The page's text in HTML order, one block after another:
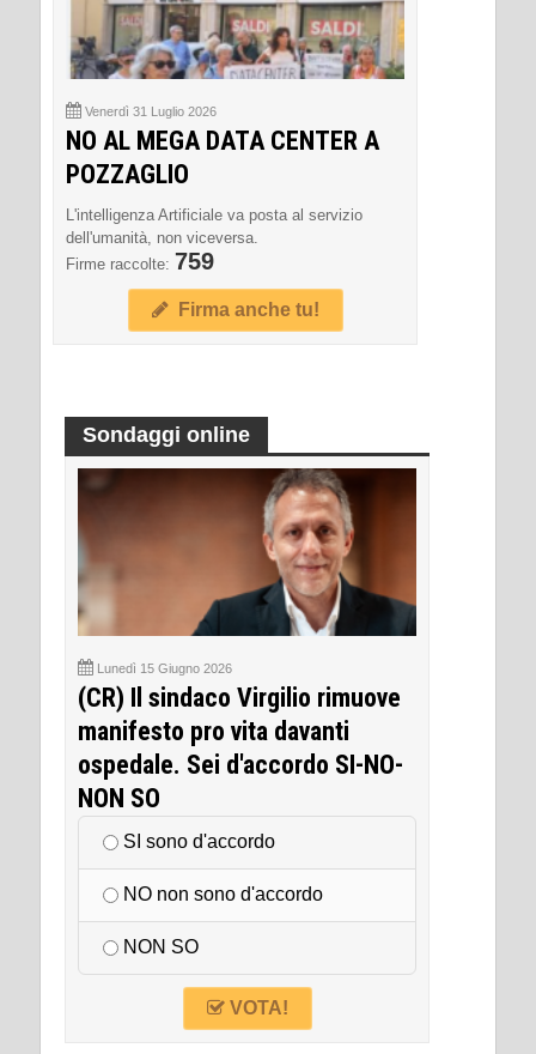
Venerdì 31 Luglio 2026
NO AL MEGA DATA CENTER A
POZZAGLIO
L'intelligenza Artificiale va posta al servizio
dell'umanità, non viceversa.
Firme raccolte: 759
Firma anche tu!
Sondaggi online
Lunedì 15 Giugno 2026
(CR) Il sindaco Virgilio rimuove
manifesto pro vita davanti
ospedale. Sei d'accordo SI-NO-
NON SO
SI sono d'accordo
NO non sono d'accordo
NON SO
VOTA!